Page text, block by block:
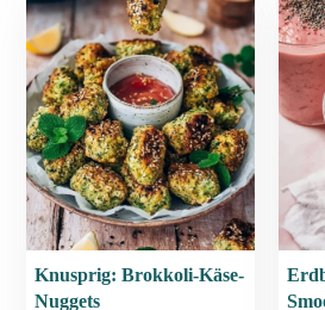
Knusprig: Brokkoli-Käse-
Nuggets